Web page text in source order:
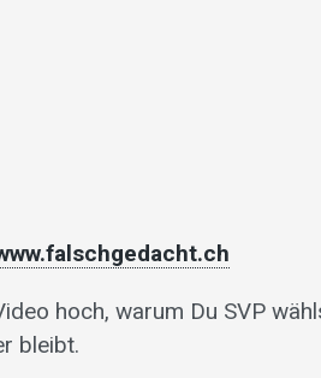
hoch, warum Du SVP
bleibt.